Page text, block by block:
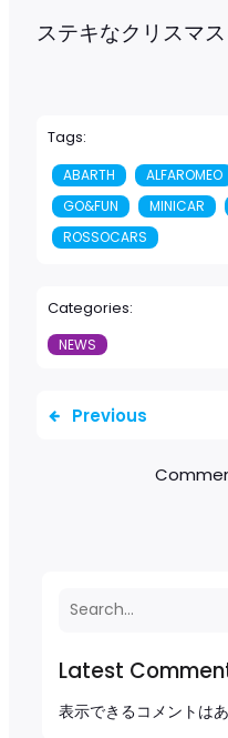
Latest
表示できるコメントはあ
ステキなクリスマ
Tags:
ABARTH ALFAROMEO
GO&FUN
MINICAR
ROSSOCARS
Categories:
NEWS
Previous